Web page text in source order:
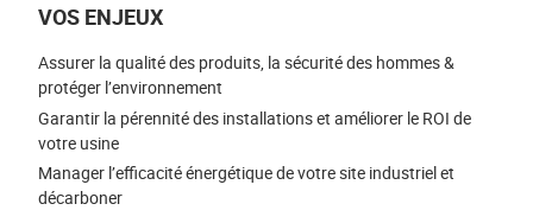
VOS ENJEUX
Assurer la qualité des produits, la sécurité des hommes &
protéger l’environnement
Garantir la pérennité des installations et améliorer le ROI de
votre usine
Manager l’efficacité énergétique de votre site industriel et
décarboner